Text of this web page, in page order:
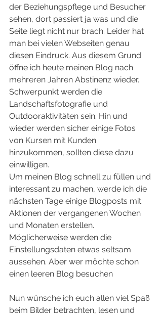
der Beziehungspflege und Besucher
sehen, dort passiert ja was und die
Seite liegt nicht nur brach. Leider hat
man bei vielen Webseiten genau
diesen Eindruck. Aus diesem Grund
öffne ich heute meinen Blog nach
mehreren Jahren Abstinenz wieder.
Schwerpunkt werden die
Landschaftsfotografie und
Outdooraktivitäten sein. Hin und
wieder werden sicher einige Fotos
von Kursen mit Kunden
hinzukommen, sollten diese dazu
einwilligen.
Um meinen Blog schnell zu füllen und
interessant zu machen, werde ich die
nächsten Tage einige Blogposts mit
Aktionen der vergangenen Wochen
und Monaten erstellen.
Möglicherweise werden die
Einstellungsdaten etwas seltsam
aussehen. Aber wer möchte schon
einen leeren Blog besuchen
Nun wünsche ich euch allen viel Spaß
beim Bilder betrachten, lesen und